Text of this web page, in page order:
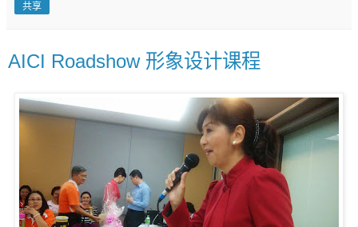
共享
AICI Roadshow 形象设计课程